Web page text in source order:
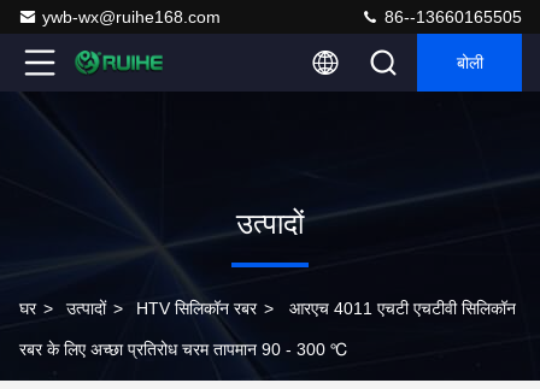
ywb-wx@ruihe168.com 86--13660165505
बोली
उत्पादों
घर > उत्पादों > HTV सिलिकॉन रबर > आरएच 4011 एचटी एचटीवी सिलिकॉन
रबर के लिए अच्छा प्रतिरोध चरम तापमान 90 - 300 ℃